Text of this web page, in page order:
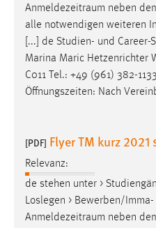
Anmeldezeitraum neben
alle notwendigen weiteren
[...] de Studien- und
Marina Maric Hetzenrichter
C011 Tel.: +49 (961) 382-
Öffnungszeiten: Nach
[PDF] Flyer TM kurz 2021
Relevanz:
de stehen unter >
Loslegen > Bewerben/
Anmeldezeitraum neben